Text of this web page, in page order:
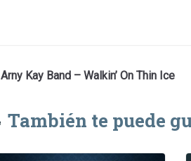
Arny Kay Band – Walkin’ On Thin Ice
También te puede